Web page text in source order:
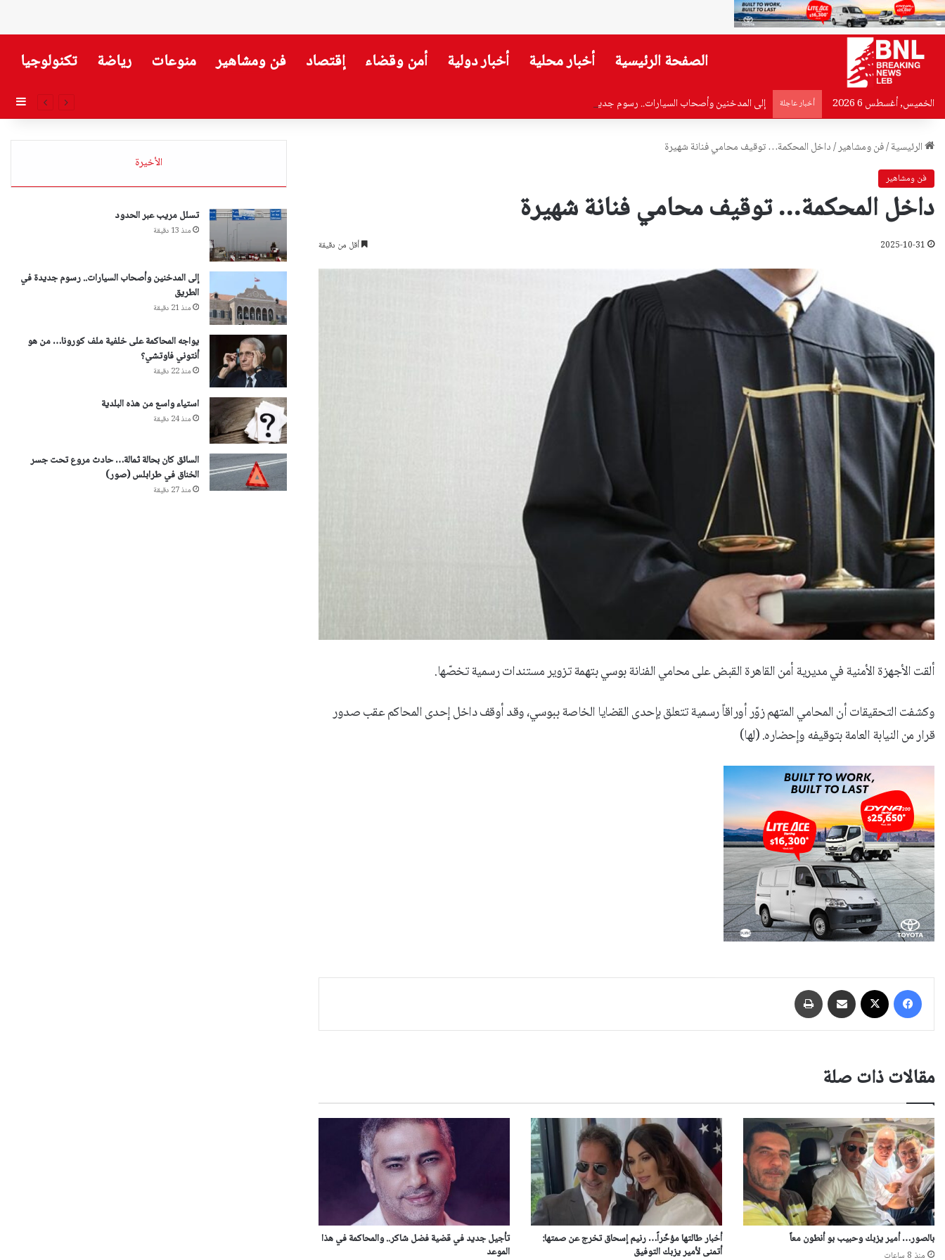
الصفحة الرئيسية أخبار محلية أخبار دولية أمن وقضاء إقتصاد فن ومشاهير منوعات رياضة تكنولوجيا
الخميس, أغسطس 6 2026 أخبار عاجلة إلى المدخنين وأصحاب السيارات.. رسوم جديدة في الطريق
الرئيسية/فن ومشاهير/داخل المحكمة… توقيف محامي فنانة شهيرة
فن ومشاهير
داخل المحكمة… توقيف محامي فنانة شهيرة
2025-10-31 أقل من دقيقة
ألقت الأجهزة الأمنية في مديرية أمن القاهرة القبض على محامي الفنانة بوسي بتهمة تزوير مستندات رسمية تخصّها.
وكشفت التحقيقات أن المحامي المتهم زوّر أوراقاً رسمية تتعلق بإحدى القضايا الخاصة ببوسي، وقد أوقف داخل إحدى المحاكم عقب صدور
قرار من النيابة العامة بتوقيفه وإحضاره. (لها)
فيسبوك مشاركة عبر البريد
مقالات ذات صلة
بالصور… أمير يزبك وحبيب بو أنطون معاً
منذ 8 ساعات
أخبار طالتها مؤخّراً… رنيم إسحاق تخرج عن صمتها:
أتمنى لأمير يزبك التوفيق
تأجيل جديد في قضية فضل شاكر.. والمحاكمة في هذا
الموعد
الأخيرة
تسلل مريب عبر الحدود
منذ 13 دقيقة
إلى المدخنين وأصحاب السيارات.. رسوم جديدة في
الطريق
منذ 21 دقيقة
يواجه المحاكمة على خلفية ملف كورونا… من هو
أنتوني فاوتشي؟
منذ 22 دقيقة
استياء واسع من هذه البلدية
منذ 24 دقيقة
السائق كان بحالة ثمالة… حادث مروع تحت جسر
الخناق في طرابلس (صور)
منذ 27 دقيقة